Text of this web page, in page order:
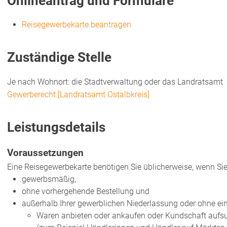
Reisegewerbekarte beantragen
Zuständige Stelle
Je nach Wohnort: die Stadtverwaltung oder das Landratsamt
Gewerberecht [Landratsamt Ostalbkreis]
Leistungsdetails
Voraussetzungen
Eine Reisegewerbekarte benötigen Sie üblicherweise, wenn Sie
gewerbsmäßig,
ohne vorhergehende Bestellung und
außerhalb Ihrer gewerblichen Niederlassung oder ohne
Waren anbieten oder ankaufen oder Kundschaft